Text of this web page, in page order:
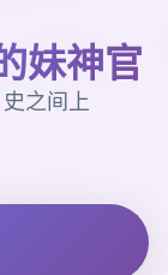
妹神官
之间上